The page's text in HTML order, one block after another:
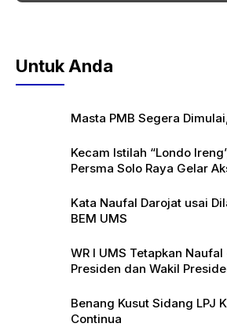
Untuk Anda
Masta PMB Segera
Kecam Istilah “Londo
Persma Solo Raya Gelar
Kata Naufal Darojat usai
BEM UMS
WR I UMS Tetapkan
Presiden dan Wakil
Benang Kusut Sidang LPJ
Continua